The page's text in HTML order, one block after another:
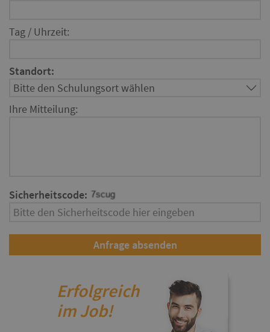
Tag / Uhrzeit:
Standort:
Ihre Mitteilung:
Sicherheitscode:
Erfolgreich
im Job!